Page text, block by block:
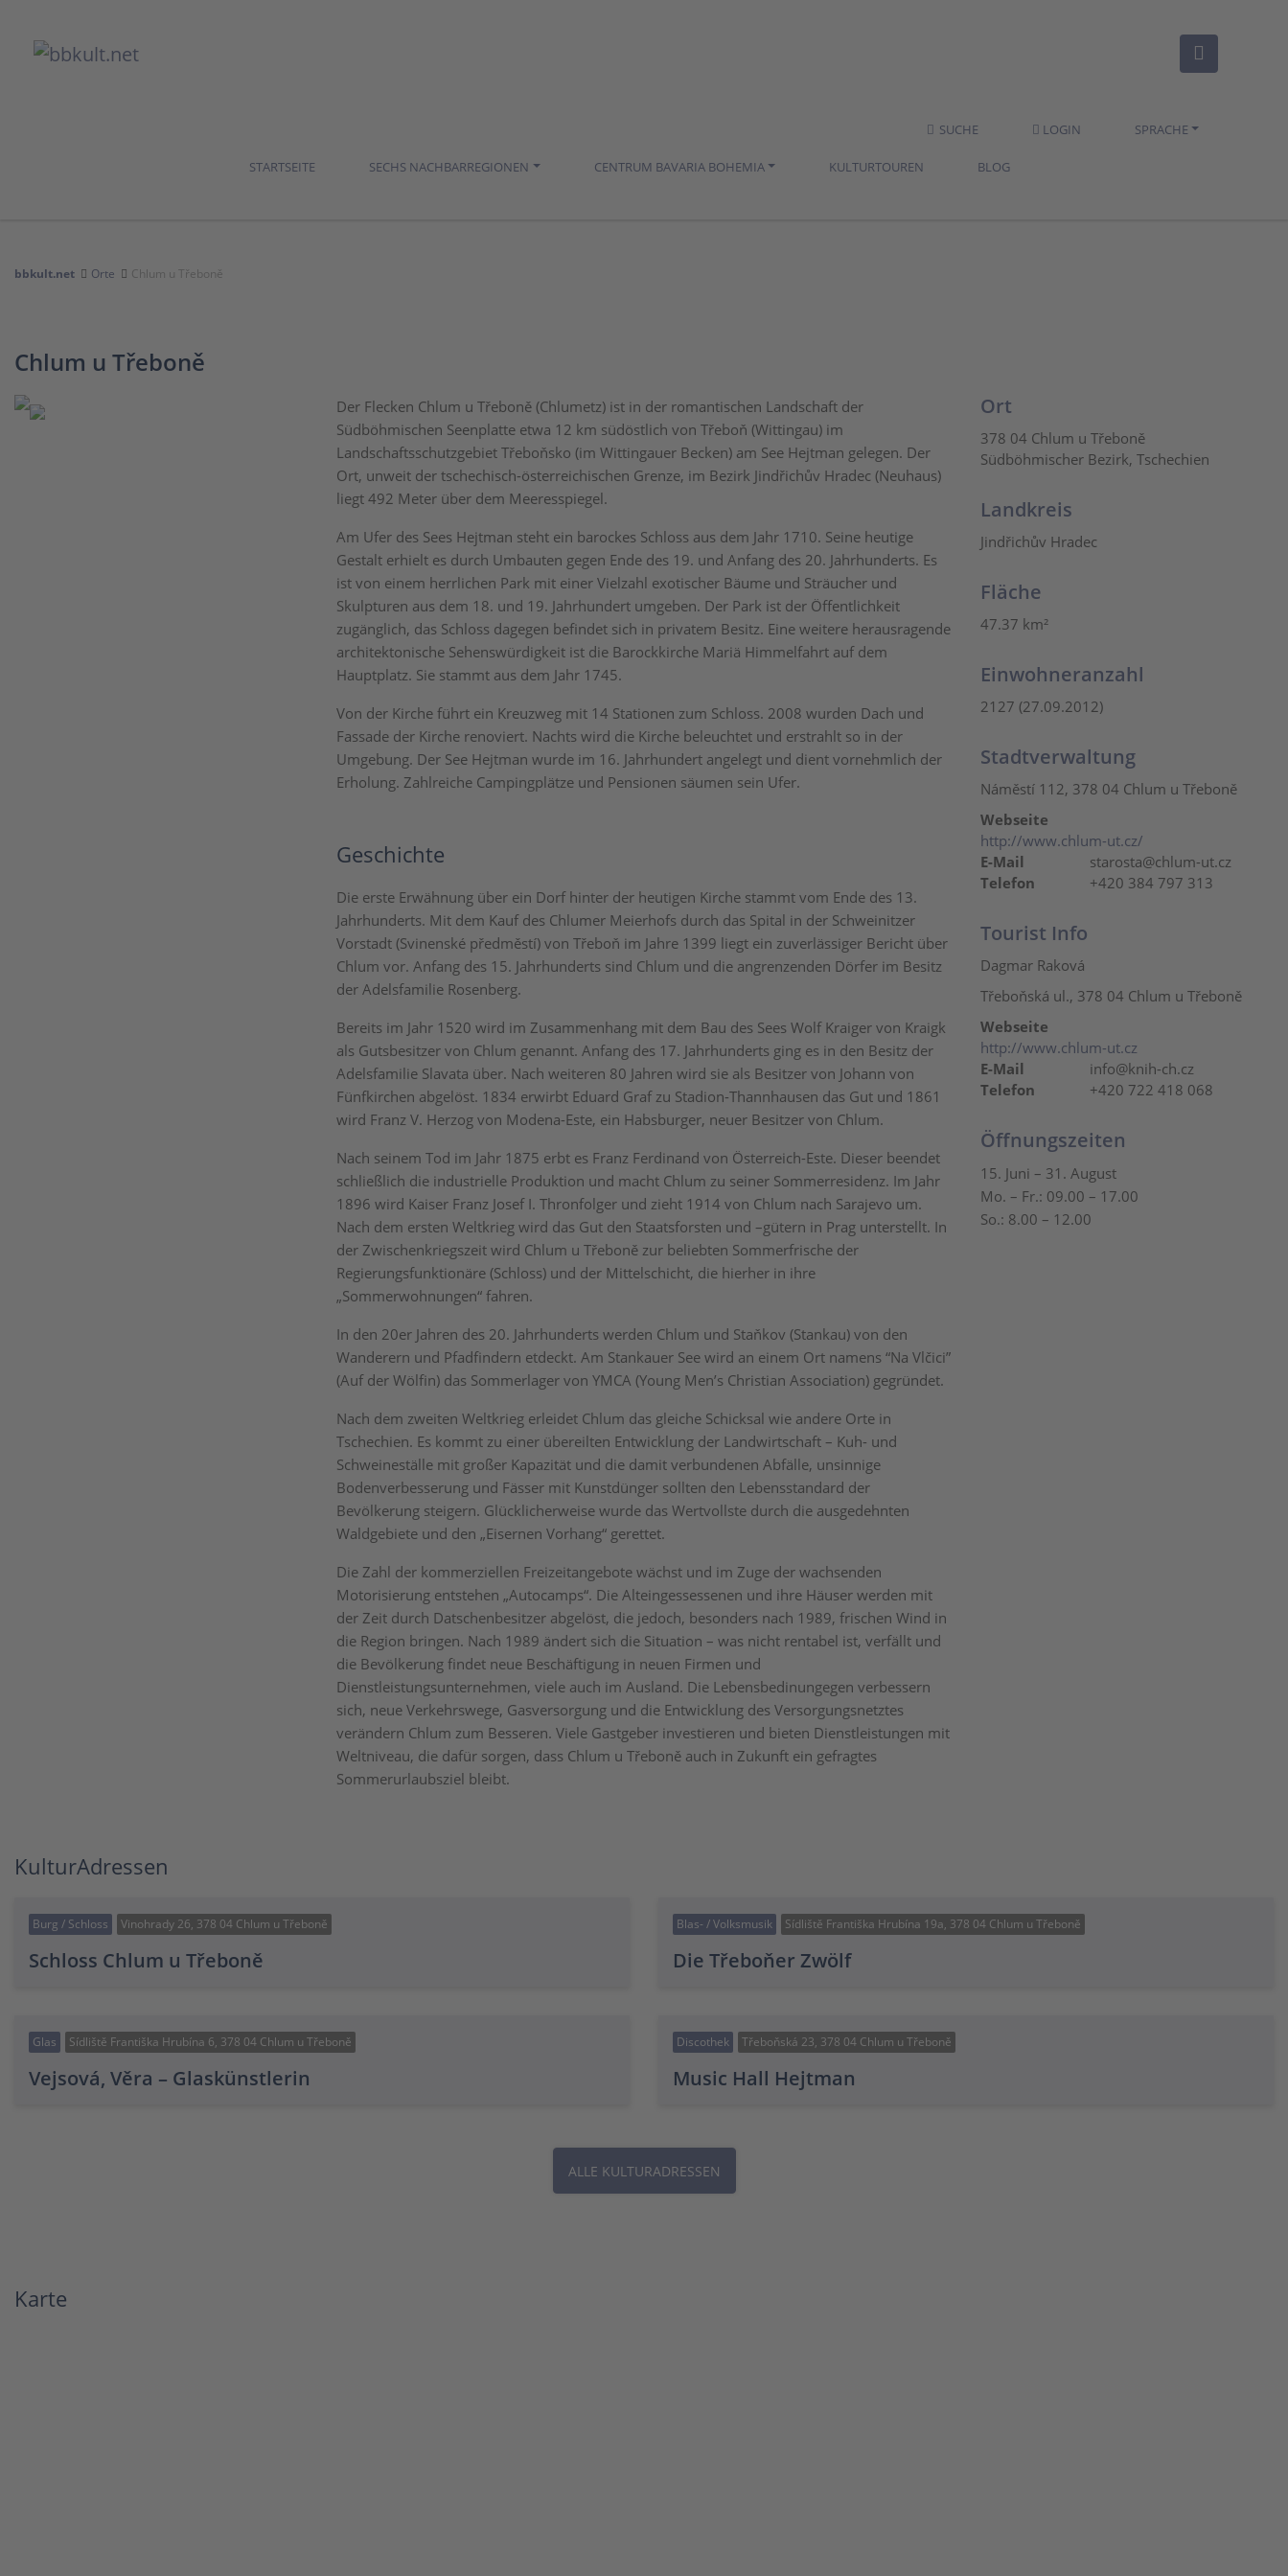
SUCHE LOGIN SPRACHE
STARTSEITE SECHS NACHBARREGIONEN CENTRUM BAVARIA BOHEMIA KULTURTOUREN BLOG
bbkult.net Orte Chlum u Třeboně
Chlum u Třeboně
Der Flecken Chlum u Třeboně (Chlumetz) ist in der romantischen Landschaft der
Südböhmischen Seenplatte etwa 12 km südöstlich von Třeboň (Wittingau) im
Landschaftsschutzgebiet Třeboňsko (im Wittingauer Becken) am See Hejtman gelegen. Der
Ort, unweit der tschechisch-österreichischen Grenze, im Bezirk Jindřichův Hradec (Neuhaus)
liegt 492 Meter über dem Meeresspiegel.
Am Ufer des Sees Hejtman steht ein barockes Schloss aus dem Jahr 1710. Seine heutige
Gestalt erhielt es durch Umbauten gegen Ende des 19. und Anfang des 20. Jahrhunderts. Es
ist von einem herrlichen Park mit einer Vielzahl exotischer Bäume und Sträucher und
Skulpturen aus dem 18. und 19. Jahrhundert umgeben. Der Park ist der Öffentlichkeit
zugänglich, das Schloss dagegen befindet sich in privatem Besitz. Eine weitere herausragende
architektonische Sehenswürdigkeit ist die Barockkirche Mariä Himmelfahrt auf dem
Hauptplatz. Sie stammt aus dem Jahr 1745.
Von der Kirche führt ein Kreuzweg mit 14 Stationen zum Schloss. 2008 wurden Dach und
Fassade der Kirche renoviert. Nachts wird die Kirche beleuchtet und erstrahlt so in der
Umgebung. Der See Hejtman wurde im 16. Jahrhundert angelegt und dient vornehmlich der
Erholung. Zahlreiche Campingplätze und Pensionen säumen sein Ufer.
Geschichte
Die erste Erwähnung über ein Dorf hinter der heutigen Kirche stammt vom Ende des 13.
Jahrhunderts. Mit dem Kauf des Chlumer Meierhofs durch das Spital in der Schweinitzer
Vorstadt (Svinenské předměstí) von Třeboň im Jahre 1399 liegt ein zuverlässiger Bericht über
Chlum vor. Anfang des 15. Jahrhunderts sind Chlum und die angrenzenden Dörfer im Besitz
der Adelsfamilie Rosenberg.
Bereits im Jahr 1520 wird im Zusammenhang mit dem Bau des Sees Wolf Kraiger von Kraigk
als Gutsbesitzer von Chlum genannt. Anfang des 17. Jahrhunderts ging es in den Besitz der
Adelsfamilie Slavata über. Nach weiteren 80 Jahren wird sie als Besitzer von Johann von
Fünfkirchen abgelöst. 1834 erwirbt Eduard Graf zu Stadion-Thannhausen das Gut und 1861
wird Franz V. Herzog von Modena-Este, ein Habsburger, neuer Besitzer von Chlum.
Nach seinem Tod im Jahr 1875 erbt es Franz Ferdinand von Österreich-Este. Dieser beendet
schließlich die industrielle Produktion und macht Chlum zu seiner Sommerresidenz. Im Jahr
1896 wird Kaiser Franz Josef I. Thronfolger und zieht 1914 von Chlum nach Sarajevo um.
Nach dem ersten Weltkrieg wird das Gut den Staatsforsten und –gütern in Prag unterstellt. In
der Zwischenkriegszeit wird Chlum u Třeboně zur beliebten Sommerfrische der
Regierungsfunktionäre (Schloss) und der Mittelschicht, die hierher in ihre
„Sommerwohnungen“ fahren.
In den 20er Jahren des 20. Jahrhunderts werden Chlum und Staňkov (Stankau) von den
Wanderern und Pfadfindern etdeckt. Am Stankauer See wird an einem Ort namens “Na Vlčici”
(Auf der Wölfin) das Sommerlager von YMCA (Young Men’s Christian Association) gegründet.
Nach dem zweiten Weltkrieg erleidet Chlum das gleiche Schicksal wie andere Orte in
Tschechien. Es kommt zu einer übereilten Entwicklung der Landwirtschaft – Kuh- und
Schweineställe mit großer Kapazität und die damit verbundenen Abfälle, unsinnige
Bodenverbesserung und Fässer mit Kunstdünger sollten den Lebensstandard der
Bevölkerung steigern. Glücklicherweise wurde das Wertvollste durch die ausgedehnten
Waldgebiete und den „Eisernen Vorhang“ gerettet.
Die Zahl der kommerziellen Freizeitangebote wächst und im Zuge der wachsenden
Motorisierung entstehen „Autocamps“. Die Alteingessessenen und ihre Häuser werden mit
der Zeit durch Datschenbesitzer abgelöst, die jedoch, besonders nach 1989, frischen Wind in
die Region bringen. Nach 1989 ändert sich die Situation – was nicht rentabel ist, verfällt und
die Bevölkerung findet neue Beschäftigung in neuen Firmen und
Dienstleistungsunternehmen, viele auch im Ausland. Die Lebensbedinungegen verbessern
sich, neue Verkehrswege, Gasversorgung und die Entwicklung des Versorgungsnetztes
verändern Chlum zum Besseren. Viele Gastgeber investieren und bieten Dienstleistungen mit
Weltniveau, die dafür sorgen, dass Chlum u Třeboně auch in Zukunft ein gefragtes
Sommerurlaubsziel bleibt.
Ort
378 04 Chlum u Třeboně
Südböhmischer Bezirk, Tschechien
Landkreis
Jindřichův Hradec
Fläche
47.37 km²
Einwohneranzahl
2127 (27.09.2012)
Stadtverwaltung
Náměstí 112, 378 04 Chlum u Třeboně
Webseite
http://www.chlum-ut.cz/
E-Mail
starosta@chlum-ut.cz
Telefon
+420 384 797 313
Tourist Info
Dagmar Raková
Třeboňská ul., 378 04 Chlum u Třeboně
Webseite
http://www.chlum-ut.cz
E-Mail
info@knih-ch.cz
Telefon
+420 722 418 068
Öffnungszeiten
15. Juni – 31. August
Mo. – Fr.: 09.00 – 17.00
So.: 8.00 – 12.00
KulturAdressen
Burg / Schloss Vinohrady 26, 378 04 Chlum u Třeboně
Schloss Chlum u Třeboně
Blas- / Volksmusik Sídliště Františka Hrubína 19a, 378 04 Chlum u Třeboně
Die Třeboňer Zwölf
Glas Sídliště Františka Hrubína 6, 378 04 Chlum u Třeboně
Vejsová, Věra – Glaskünstlerin
Discothek Třeboňská 23, 378 04 Chlum u Třeboně
Music Hall Hejtman
ALLE KULTURADRESSEN
Karte